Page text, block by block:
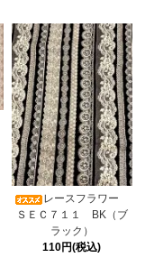
レースフラワー
ＳＥＣ７１１ BK（ブ
ラック）
110円(税込)